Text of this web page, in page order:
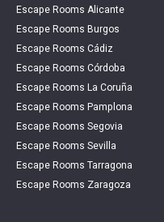
Escape Rooms Alicante
Escape Rooms Burgos
Escape Rooms Cádiz
Escape Rooms Córdoba
Escape Rooms La Coruña
Escape Rooms Pamplona
Escape Rooms Segovia
Escape Rooms Sevilla
Escape Rooms Tarragona
Escape Rooms Zaragoza